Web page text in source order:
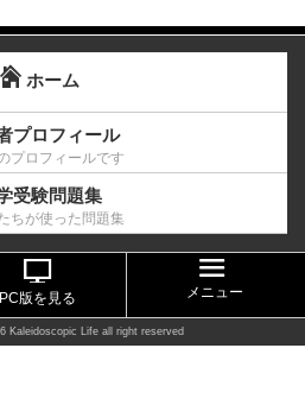
ホーム
プロフィール
プロフィールです
受験問題集
ちが使った問題集
PC版を見る メニュー
Kaleidoscopic Lifeall right reserved